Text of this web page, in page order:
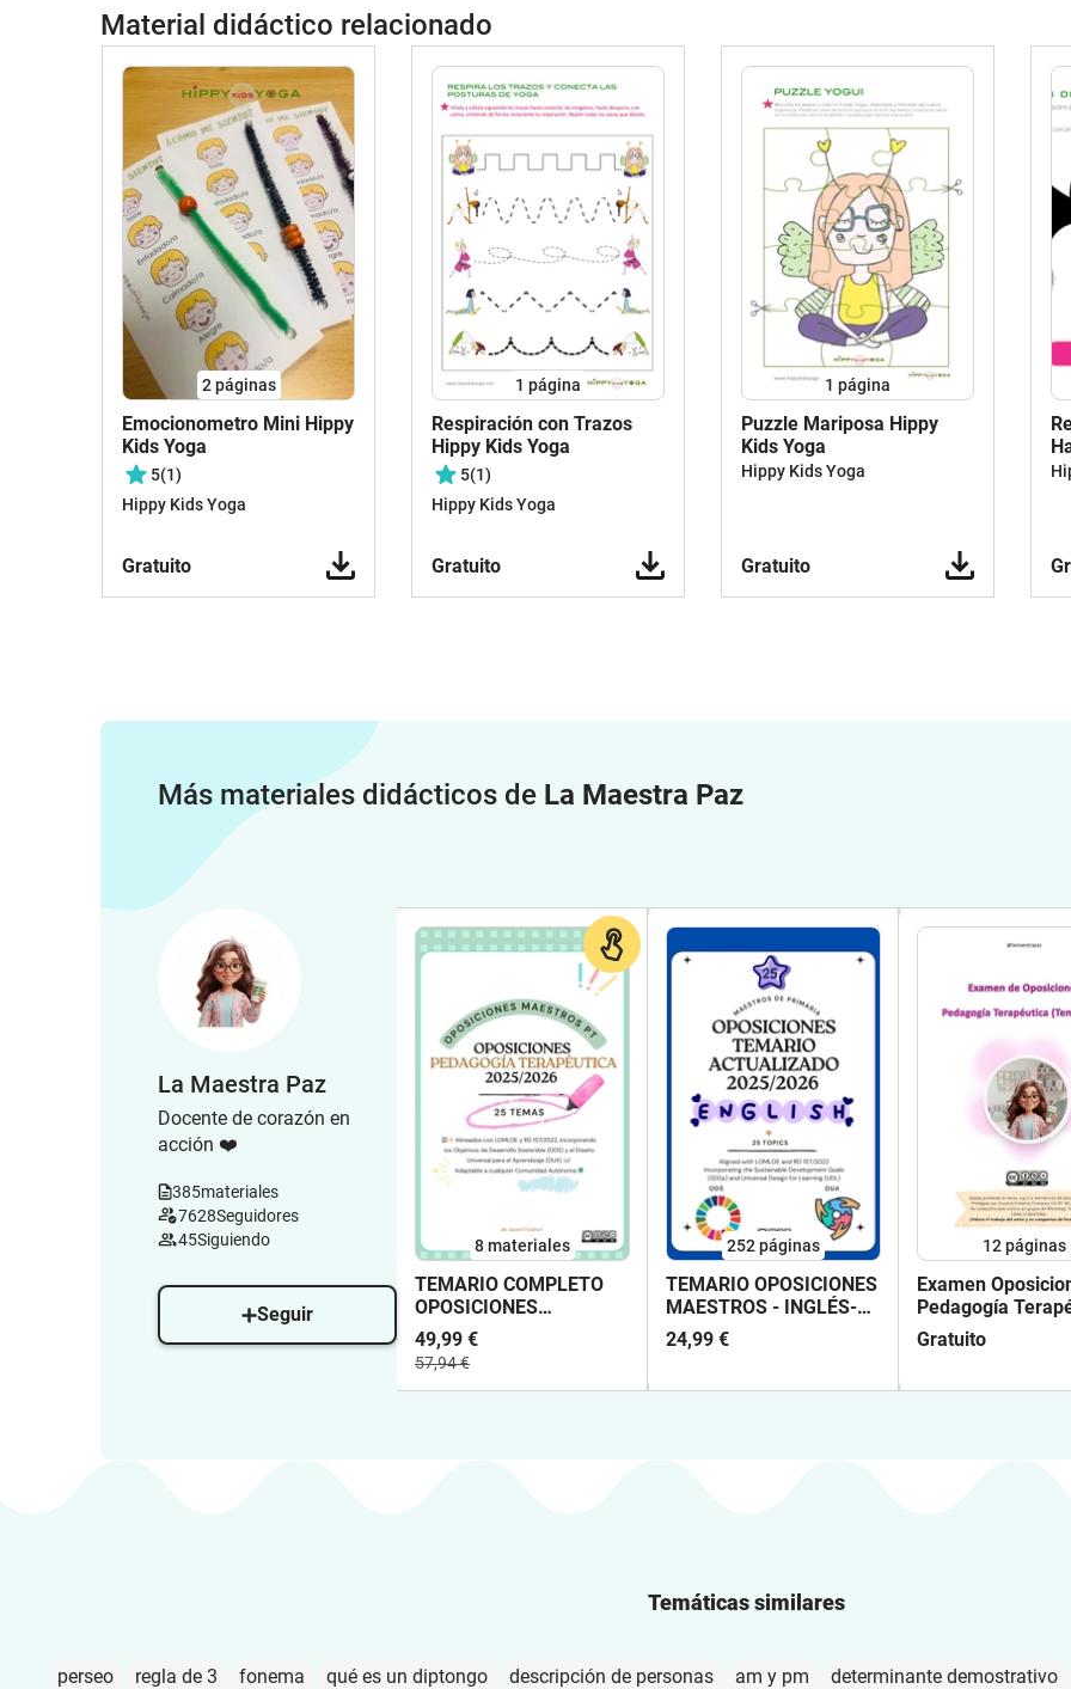
Material didáctico relacionado
2páginas
Emocionometro Mini Hippy
Kids Yoga
5(1)
Hippy Kids Yoga
Gratuito
1 página
Respiración con Trazos
Hippy Kids Yoga
5(1)
Hippy Kids Yoga
Gratuito
1 página
Puzzle Mariposa Hippy
Kids Yoga
Hippy Kids Yoga
Gratuito
Más materiales didácticos de La Maestra Paz
La Maestra Paz
Docente de corazón en
acción ❤️
385materiales
7628Seguidores
45Siguiendo
Seguir
8 materiales
TEMARIO COMPLETO
OPOSICIONES
PEDAGOGÍA
TERAPÉUTICA - 25
TEMAS LOMLOE - 2026
49,99 €
57,94 €
252páginas
TEMARIO OPOSICIONES
MAESTROS - INGLÉS-
LOMLOE
24,99 €
12páginas
Examen
Pedagogía
Gratuito
Gratuito
Temáticas similares
perseo regla de 3 fonema qué es un diptongo descripción de personas am y pm determinante demostrativo